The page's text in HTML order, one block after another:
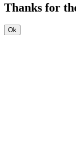
Thanks for
Ok